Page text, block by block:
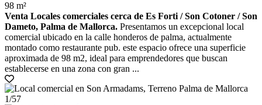
98 m²
Venta Locales comerciales cerca de Es Forti / Son Cotoner / Son
Dameto, Palma de Mallorca. Presentamos un excepcional local
comercial ubicado en la calle honderos de palma, actualmente
montado como restaurante pub. este espacio ofrece una superficie
aproximada de 98 m2, ideal para emprendedores que buscan
establecerse en una zona con gran ...
1/57